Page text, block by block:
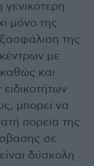
γενικότερη
μόνο της
της
με
καθώς και
μπορεί να
πορεία της
σε
δύσκολη